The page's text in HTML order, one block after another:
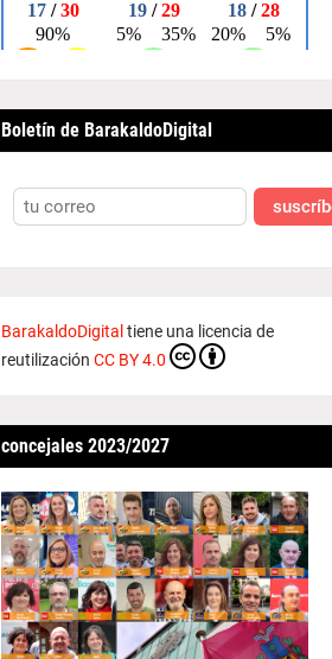
Boletín de BarakaldoDigital
BarakaldoDigital tiene una licencia de
reutilización CC BY 4.0
concejales 2023/2027